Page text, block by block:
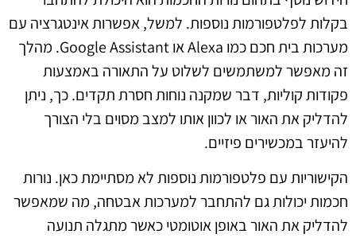
בקלות לפלטפורמות נוספות. למשל, אפשרות אינטגרציה עם
מערכות בית חכם כמו Alexa או Google Assistant. מהלך
זה מאפשר למשתמשים לשלוט על התאורה באמצעות
פקודות קוליות, דבר שמקנה נוחות חסרת תקדים. כך, ניתן
להדליק את האור או לכוון אותו למצב מסוים בלי הצורך
להיעזר במכשירים פיזיים.
הקישוריות עם פלטפורמות נוספות לא מסתיימת כאן. נורות
חכמות יכולות גם להתחבר למערכות אבטחה, מה שמאפשר
להדליק את האור באופן אוטומטי כאשר מתגלה תנועה